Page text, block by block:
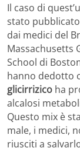
Il caso di
stato
dai medici del
Massachusetts
School di
hanno dedotto
glicirrizico ha
alcalosi
Questo mix è
male, i medici,
riusciti a